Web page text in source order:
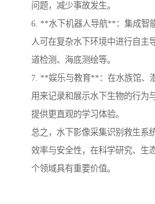
问题，减少事故发生。
6. **水下机器人导航**：集成智
人可在复杂水下环境中进行自主
道检测、海底测绘等。
7. **娱乐与教育**：在水族馆、
用来记录和展示水下生物的行为
提供更直观的学习体验。
总之，水下影像采集识别救生系
效率与安全性，在科学研究、生
个领域具有重要价值。